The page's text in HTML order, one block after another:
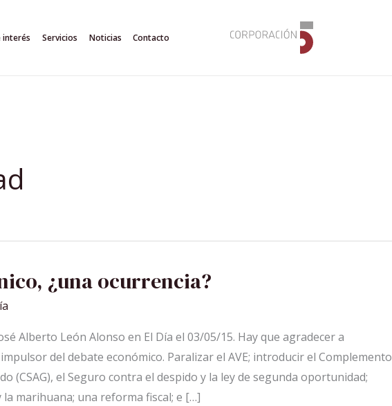
interés Servicios Noticias Contacto
¿una ocurrencia?
Alberto León Alonso en El Día el 03/05/15. Hay que agradecer a
del debate económico. Paralizar el AVE; introducir el Complemento
(CSAG), el Seguro contra el despido y la ley de segunda oportunidad;
marihuana; una reforma fiscal; e […]